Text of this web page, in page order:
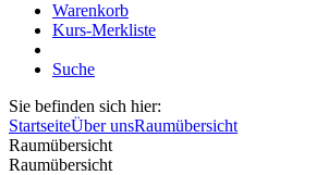
Warenkorb
Kurs-Merkliste
Suche
Sie befinden sich hier:
StartseiteÜber unsRaumübersicht
Raumübersicht
Raumübersicht